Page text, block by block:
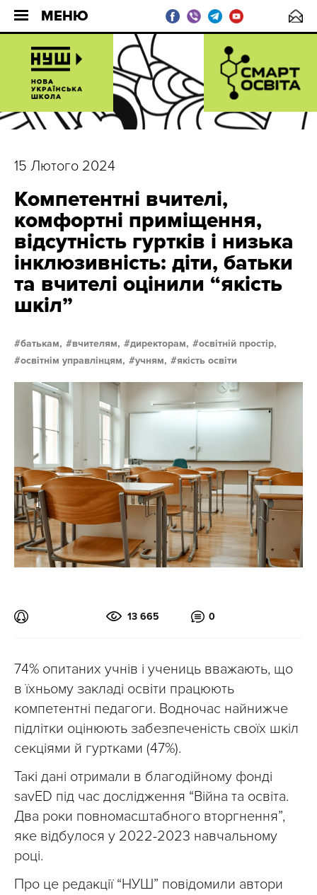
МЕНЮ
15 Лютого 2024
Компетентні вчителі,
комфортні приміщення,
відсутність гуртків і низька
інклюзивність: діти, батьки
та вчителі оцінили “якість
шкіл”
батькам, вчителям, директорам,
освітній простір,
освітнім управлінцям,
учням, якість освіти
13 665 0
74% опитаних учнів і учениць вважають, що
в їхньому закладі освіти працюють
компетентні педагоги. Водночас найнижче
підлітки оцінюють забезпеченість своїх шкіл
секціями й гуртками (47%).
Такі дані отримали в благодійному фонді
savED під час дослідження “Війна та освіта.
Два роки повномасштабного вторгнення”,
яке відбулося у 2022-2023 навчальному
році.
Про це редакції “НУШ” повідомили автори